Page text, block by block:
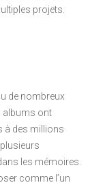
projets.
de nombreux
albums ont
à des millions
les mémoires.
comme l’un